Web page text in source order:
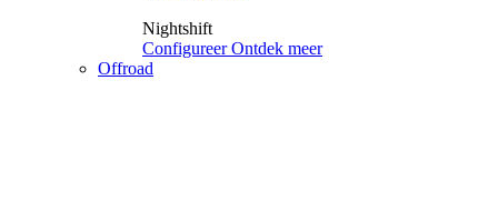
Nightshift
Configureer Ontdek meer
Offroad